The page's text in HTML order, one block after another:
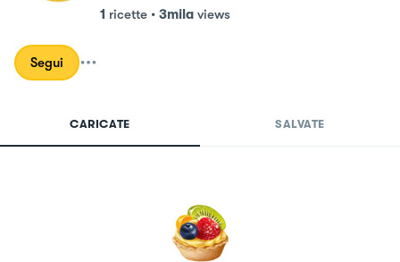
1 ricette • 3mila views
Segui
CARICATE SALVATE